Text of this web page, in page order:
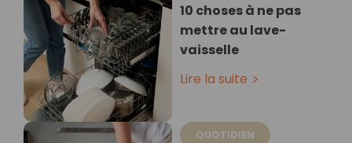
10 choses à ne pas
mettre au lave-
vaisselle
Lire la suite
QUOTIDIEN